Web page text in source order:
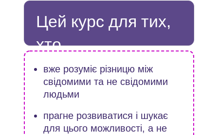
Цей курс для тих,
хто
вже розуміє різницю між
свідомими та не свідомими
людьми
прагне розвиватися і шукає
для цього можливості, а не